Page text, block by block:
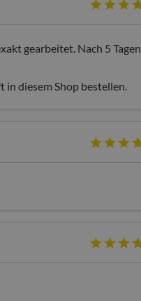
gearbeitet. Nach 5 Tagen
diesem Shop bestellen.